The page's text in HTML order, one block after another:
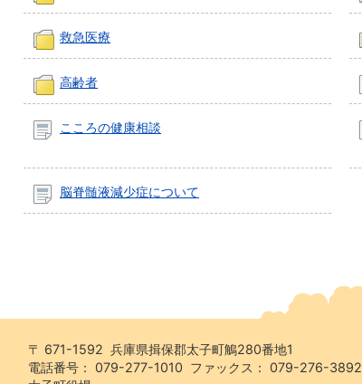
救急医療
高齢者
こころの健康相談
脳脊髄液減少症について
〒 671-1592 兵庫県揖保郡太子町鵤280番地1
電話番号： 079-277-1010 ファックス： 079-276-3892